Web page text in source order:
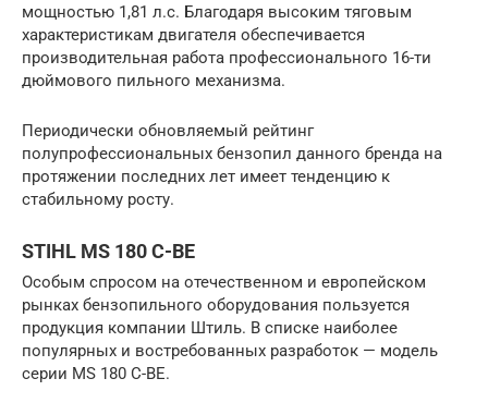
мощностью 1,81 л.с. Благодаря высоким тяговым
характеристикам двигателя обеспечивается
производительная работа профессионального 16-ти
дюймового пильного механизма.
Периодически обновляемый рейтинг
полупрофессиональных бензопил данного бренда на
протяжении последних лет имеет тенденцию к
стабильному росту.
STIHL MS 180 C-BE
Особым спросом на отечественном и европейском
рынках бензопильного оборудования пользуется
продукция компании Штиль. В списке наиболее
популярных и востребованных разработок — модель
серии MS 180 C-BE.